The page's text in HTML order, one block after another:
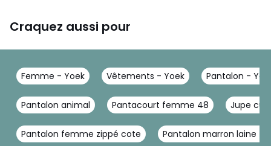
Craquez aussi pour
Femme - Yoek Vêtements - Yoek Pantalon -
Pantalon animal Pantacourt femme 48 Jupe
Pantalon femme zippé cote Pantalon marron laine